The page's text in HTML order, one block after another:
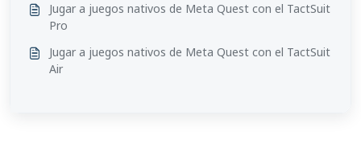
Jugar a juegos nativos de Meta Quest con el TactSuit
Pro
Jugar a juegos nativos de Meta Quest con el TactSuit
Air